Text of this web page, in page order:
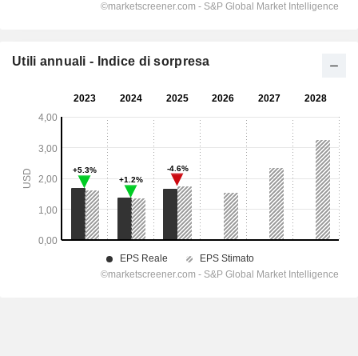
Utili annuali - Indice di sorpresa